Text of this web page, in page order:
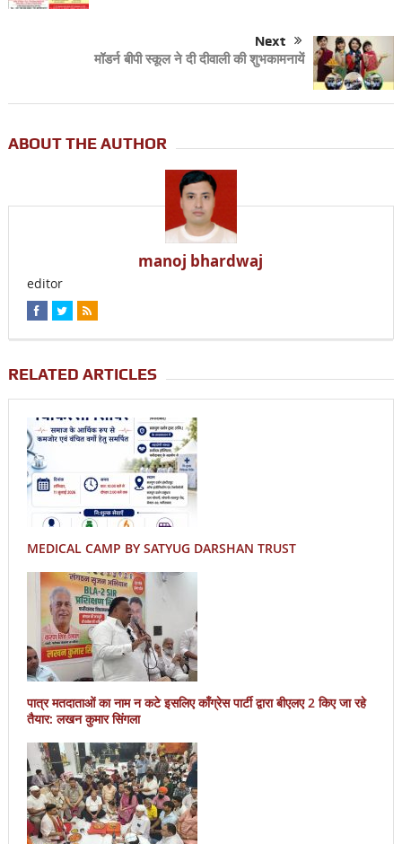
Next
मॉडर्न बीपी स्कूल ने दी दीवाली की शुभकामनायें
ABOUT THE AUTHOR
manoj bhardwaj
editor
RELATED ARTICLES
MEDICAL CAMP BY SATYUG DARSHAN TRUST
पात्र मतदाताओं का नाम न कटे इसलिए काँग्रेस पार्टी द्वारा बीएलए 2 किए जा रहे
तैयार: लखन कुमार सिंगला